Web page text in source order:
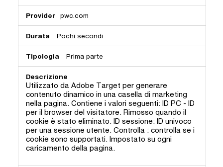
pwc.com
Pochi secondi
Prima parte
Utilizzato da Adobe Target per generare
contenuto dinamico in una casella di marketing
nella pagina. Contiene i valori seguenti: ID PC - ID
per il browser del visitatore. Rimosso quando il
cookie è stato eliminato. ID sessione: ID univoco
per una sessione utente. Controlla : controlla se i
cookie sono supportati. Impostato su ogni
caricamento della pagina.